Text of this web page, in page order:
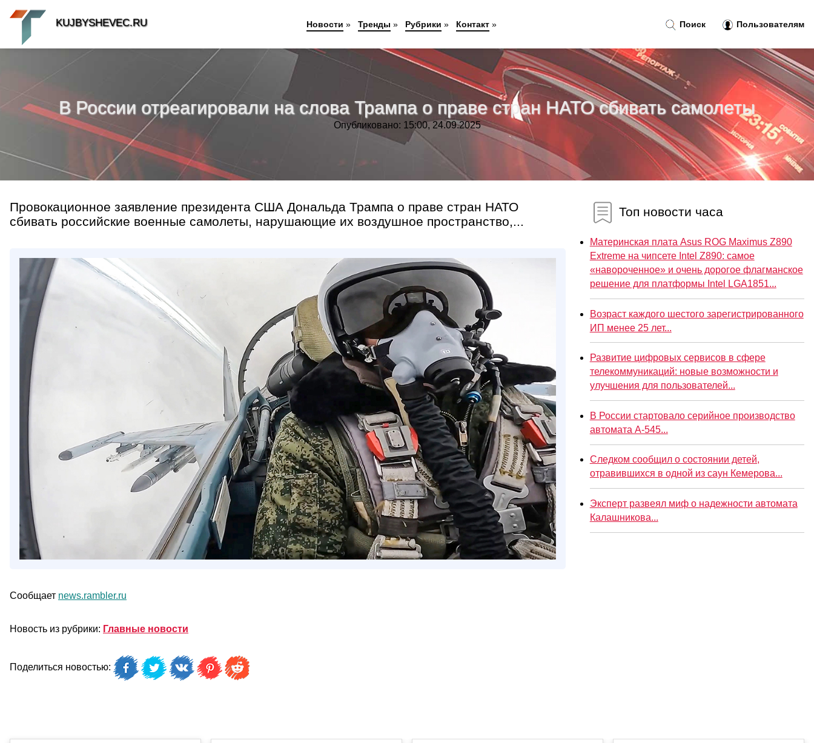
В России отреагировали на слова Трампа о праве стран НАТО сбивать самолеты
Опубликовано: 15:00, 24.09.2025
Провокационное заявление президента США Дональда Трампа о праве стран НАТО
сбивать российские военные самолеты, нарушающие их воздушное пространство,...
Сообщает news.rambler.ru
Новость из рубрики: Главные новости
Поделиться новостью:
Топ новости часа
Материнская плата Asus ROG Maximus Z890
Extreme на чипсете Intel Z890: самое
«навороченное» и очень дорогое флагманское
решение для платформы Intel LGA1851...
Возраст каждого шестого зарегистрированного
ИП менее 25 лет...
Развитие цифровых сервисов в сфере
телекоммуникаций: новые возможности и
улучшения для пользователей...
В России стартовало серийное производство
автомата А-545...
Следком сообщил о состоянии детей,
отравившихся в одной из саун Кемерова...
Эксперт развеял миф о надежности автомата
Калашникова...
Поиск Пользователям
KUJBYSHEVEC.RU Новости » Тренды » Рубрики » Контакт»